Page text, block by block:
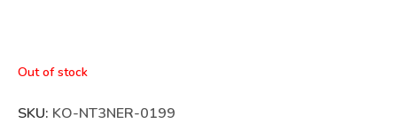
Out of stock
SKU: KO-NT3NER-0199